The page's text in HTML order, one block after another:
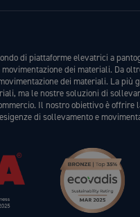
di piattaforme elevatrici a
dei materiali. Da
dei materiali. La più
ma le nostre soluzioni di
Il nostro obiettivo è offrire
di sollevamento e